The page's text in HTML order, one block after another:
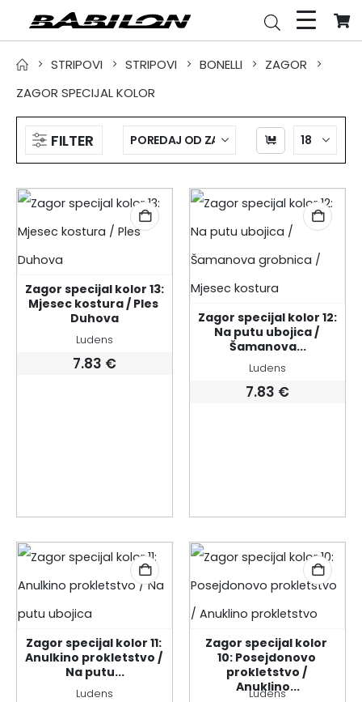
STRIPOVI STRIPOVI BONELLI
ZAGOR
ZAGOR SPECIJAL KOLOR
FILTER
Zagor specijal kolor 13:
Mjesec kostura / Ples
Duhova
Ludens
7.83 €
Zagor specijal kolor 12:
Na putu ubojica /
Šamanova...
Ludens
7.83 €
Zagor specijal kolor 11:
Anulkino prokletstvo /
Na putu...
Ludens
Zagor specijal kolor
10: Posejdonovo
prokletstvo /
Anuklino...
Ludens